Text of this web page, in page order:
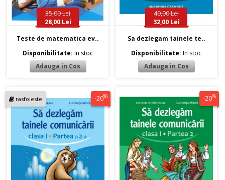
35,00 Lei
28,00 Lei
Teste de matematica ev..
Disponibilitate:In stoc
40,00 Lei
32,00 Lei
Sa dezlegam tainele te..
Disponibilitate:In stoc
rasfoieste -20% -20%